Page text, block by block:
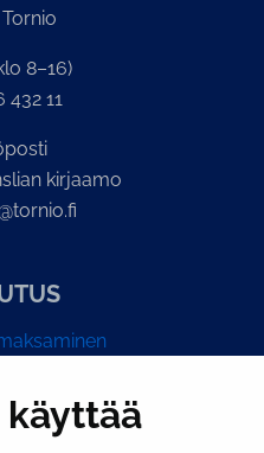
käyttää
8–16)
432 11
kirjaamo